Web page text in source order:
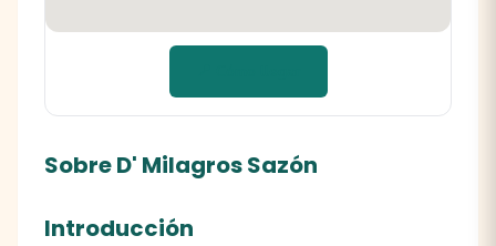
Sobre D' Milagros Sazón
Introducción